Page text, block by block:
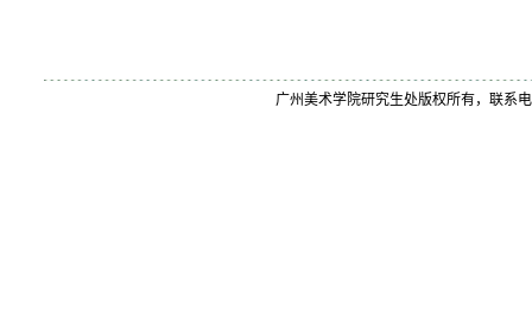
广州美术学院研究生处版权所有，联系